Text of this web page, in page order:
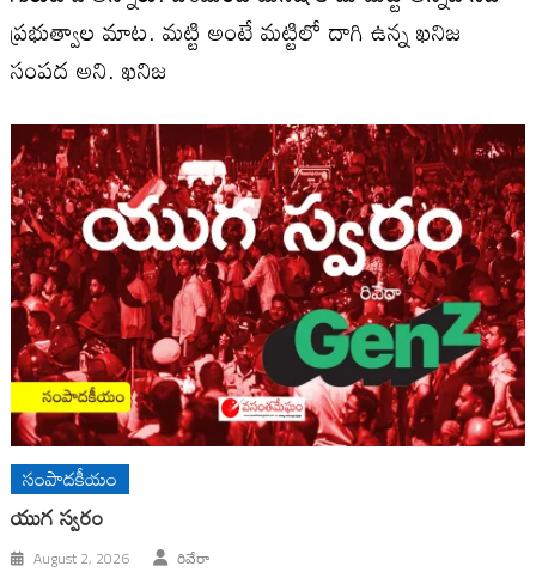
ప్రభుత్వాల మాట. మట్టి అంటే మట్టిలో దాగి ఉన్న ఖనిజ
సంపద అని. ఖనిజ
సంపాదకీయం
యుగ స్వ‌రం
August 2, 2026 రివేరా